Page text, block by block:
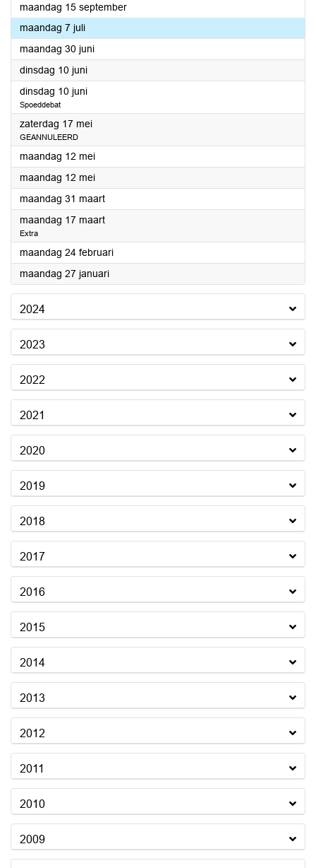
maandag 15 september2025
maandag 7 juli2025
maandag 30 juni2025
dinsdag 10 juni2025
dinsdag 10 juni2025
Spoeddebat
zaterdag 17 mei2025
GEANNULEERD
maandag 12 mei2025
maandag 12 mei2025
maandag 31 maart2025
maandag 17 maart2025
Extra
maandag 24 februari2025
maandag 27 januari2025
2024
2023
2022
2021
2020
2019
2018
2017
2016
2015
2014
2013
2012
2011
2010
2009